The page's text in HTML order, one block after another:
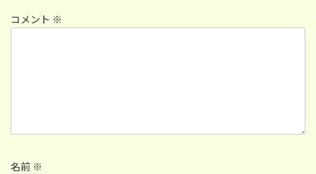
コメント ※
名前 ※